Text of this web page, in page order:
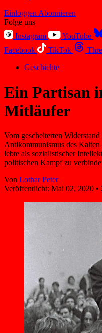
Einloggen Abonnieren
Folge uns
Instagram
YouTube
Facebook
TikTok
Geschichte
Ein Partisan
Mitläufer
Vom gescheiterten
Antikommunismus des
lebte als sozialistischer
politischen Kampf zu
Von Lothar Peter
Veröffentlicht: Mai 02, 2020 •